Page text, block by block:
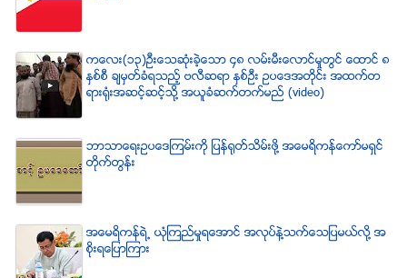
ကေလး(၁၃)ဦးေသဆံုးခဲ့ေသာ ၄၈ လမ္းမီးေလာင္မႈတြင္ ေထာင္ ၈
ႏွစ္စီ ခ်မွတ္ခံရသည့္ ဗလီဆရာ ႏွစ္ဦး ဥပေဒအတိုင္း အထက္တ
ရားရံုးအဆင့္ဆင့္သို႔ အယူခံဆက္တက္မည္ (video)
ဘာသာေရးဥပေဒၾကမ္းကို ျပန္ရုတ္သိမ္းဖို႔ အေမရိကန္ေကာ္မရွင္
တိုက္တြန္း
အေမရိကန္ရဲ႕ ယံုၾကည္မႈရေအာင္ အလုပ္နဲ႔သက္ေသျပမယ္လုိ႔ အ
စုိးရေျပာၾကား